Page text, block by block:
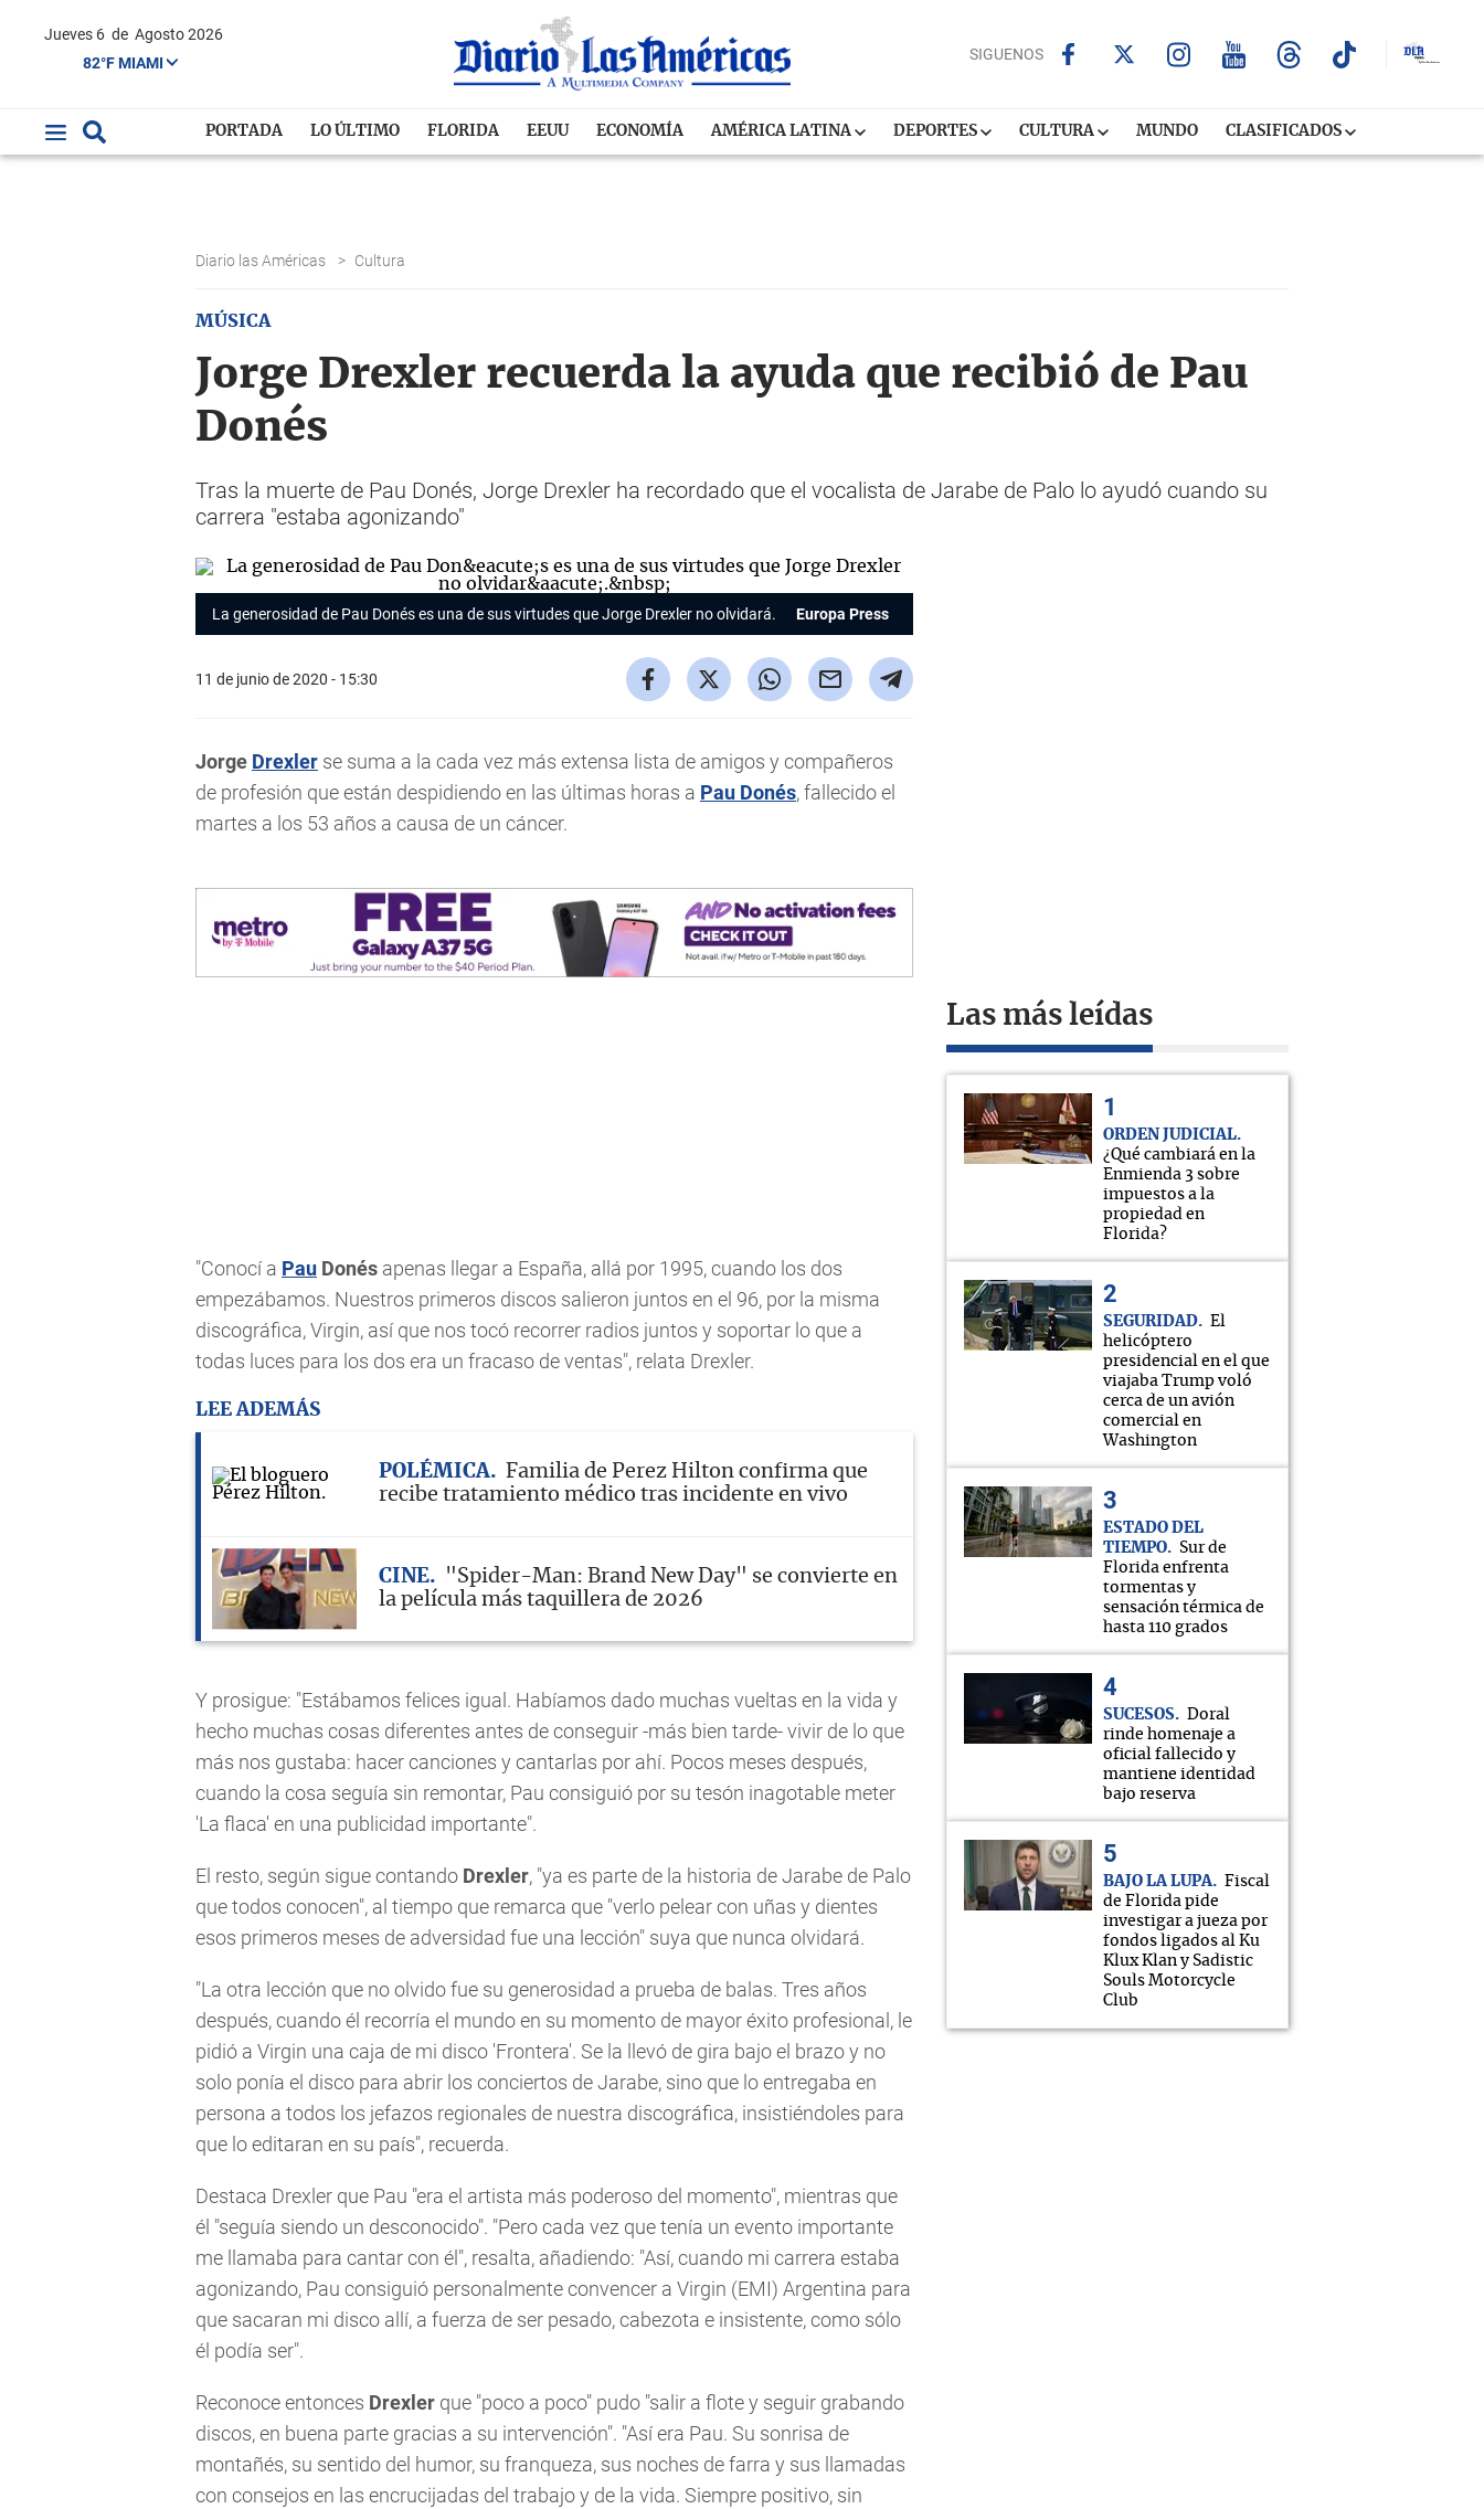
Jueves 6 de Agosto 2026
82°F MIAMI
SIGUENOS
PORTADA LO ÚLTIMO FLORIDA EEUU ECONOMÍA AMÉRICA LATINA DEPORTES CULTURA MUNDO CLASIFICADOS
Diario las Américas > Cultura
MÚSICA
Jorge Drexler recuerda la ayuda que recibió de Pau
Donés
Tras la muerte de Pau Donés, Jorge Drexler ha recordado que el vocalista de Jarabe de Palo lo ayudó cuando su
carrera "estaba agonizando"
La generosidad de Pau Donés es una de sus virtudes que Jorge Drexler no olvidará. Europa Press
11 de junio de 2020 - 15:30
Jorge Drexler se suma a la cada vez más extensa lista de amigos y compañeros
de profesión que están despidiendo en las últimas horas a Pau Donés, fallecido el
martes a los 53 años a causa de un cáncer.
"Conocí a Pau Donés apenas llegar a España, allá por 1995, cuando los dos
empezábamos. Nuestros primeros discos salieron juntos en el 96, por la misma
discográfica, Virgin, así que nos tocó recorrer radios juntos y soportar lo que a
todas luces para los dos era un fracaso de ventas", relata Drexler.
LEE ADEMÁS
POLÉMICA
Familia de Perez Hilton confirma que
recibe tratamiento médico tras incidente en vivo
CINE
"Spider-Man: Brand New Day" se convierte en
la película más taquillera de 2026
Y prosigue: "Estábamos felices igual. Habíamos dado muchas vueltas en la vida y
hecho muchas cosas diferentes antes de conseguir -más bien tarde- vivir de lo que
más nos gustaba: hacer canciones y cantarlas por ahí. Pocos meses después,
cuando la cosa seguía sin remontar, Pau consiguió por su tesón inagotable meter
'La flaca' en una publicidad importante".
El resto, según sigue contando Drexler, "ya es parte de la historia de Jarabe de Palo
que todos conocen", al tiempo que remarca que "verlo pelear con uñas y dientes
esos primeros meses de adversidad fue una lección" suya que nunca olvidará.
"La otra lección que no olvido fue su generosidad a prueba de balas. Tres años
después, cuando él recorría el mundo en su momento de mayor éxito profesional, le
pidió a Virgin una caja de mi disco 'Frontera'. Se la llevó de gira bajo el brazo y no
solo ponía el disco para abrir los conciertos de Jarabe, sino que lo entregaba en
persona a todos los jefazos regionales de nuestra discográfica, insistiéndoles para
que lo editaran en su país", recuerda.
Destaca Drexler que Pau "era el artista más poderoso del momento", mientras que
él "seguía siendo un desconocido". "Pero cada vez que tenía un evento importante
me llamaba para cantar con él", resalta, añadiendo: "Así, cuando mi carrera estaba
agonizando, Pau consiguió personalmente convencer a Virgin (EMI) Argentina para
que sacaran mi disco allí, a fuerza de ser pesado, cabezota e insistente, como sólo
él podía ser".
Reconoce entonces Drexler que "poco a poco" pudo "salir a flote y seguir grabando
discos, en buena parte gracias a su intervención". "Así era Pau. Su sonrisa de
montañés, su sentido del humor, su franqueza, sus noches de farra y sus llamadas
con consejos en las encrucijadas del trabajo y de la vida. Siempre positivo, sin
Las más leídas
ORDEN JUDICIAL
¿Qué cambiará en la
Enmienda 3 sobre
impuestos a la
propiedad en
Florida?
SEGURIDAD
El
helicóptero
presidencial en el que
viajaba Trump voló
cerca de un avión
comercial en
Washington
ESTADO DEL
TIEMPO
Sur de
Florida enfrenta
tormentas y
sensación térmica de
hasta 110 grados
SUCESOS
Doral
rinde homenaje a
oficial fallecido y
mantiene identidad
bajo reserva
BAJO LA LUPA
Fiscal
de Florida pide
investigar a jueza por
fondos ligados al Ku
Klux Klan y Sadistic
Souls Motorcycle
Club